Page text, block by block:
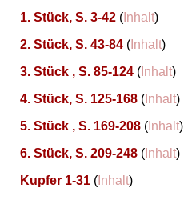
1. Stück, S. 3-42(Inhalt)
2. Stück, S. 43-84(Inhalt)
3. Stück , S. 85-124(Inhalt)
4. Stück, S. 125-168(Inhalt)
5. Stück , S. 169-208(Inhalt)
6. Stück, S. 209-248(Inhalt)
Kupfer 1-31(Inhalt)